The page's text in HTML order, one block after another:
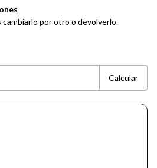
por otro o devolverlo.
Calcular